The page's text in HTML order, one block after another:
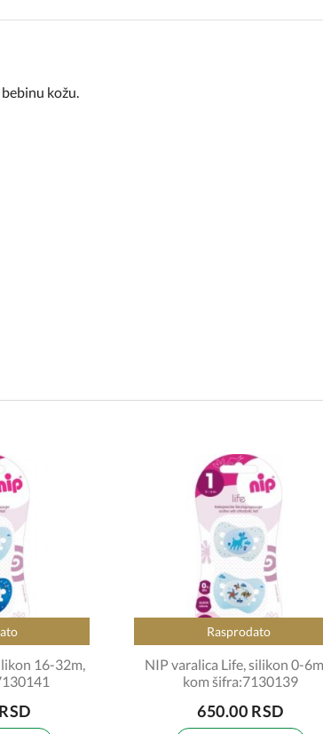
kožu.
16-32m,
Rasprodato
NIP varalica Life, silikon 0-
kom šifra:7130139
650.00 RSD